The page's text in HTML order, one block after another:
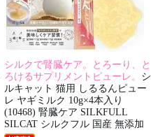
シルクで腎臓ケア。とろーり、と
ろけるサプリメントピューレ。 シ
ルキャット 猫用 しるるんピュー
レ ヤギミルク 10g×4本入り
(10468) 腎臓ケア SILKFULL
SILCAT シルクフル 国産 無添加